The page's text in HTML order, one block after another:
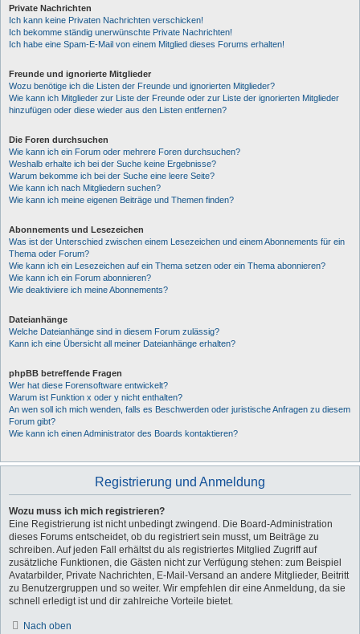
Private Nachrichten
Ich kann keine Privaten Nachrichten verschicken!
Ich bekomme ständig unerwünschte Private Nachrichten!
Ich habe eine Spam-E-Mail von einem Mitglied dieses Forums erhalten!
Freunde und ignorierte Mitglieder
Wozu benötige ich die Listen der Freunde und ignorierten Mitglieder?
Wie kann ich Mitglieder zur Liste der Freunde oder zur Liste der ignorierten Mitglieder
hinzufügen oder diese wieder aus den Listen entfernen?
Die Foren durchsuchen
Wie kann ich ein Forum oder mehrere Foren durchsuchen?
Weshalb erhalte ich bei der Suche keine Ergebnisse?
Warum bekomme ich bei der Suche eine leere Seite?
Wie kann ich nach Mitgliedern suchen?
Wie kann ich meine eigenen Beiträge und Themen finden?
Abonnements und Lesezeichen
Was ist der Unterschied zwischen einem Lesezeichen und einem Abonnements für ein
Thema oder Forum?
Wie kann ich ein Lesezeichen auf ein Thema setzen oder ein Thema abonnieren?
Wie kann ich ein Forum abonnieren?
Wie deaktiviere ich meine Abonnements?
Dateianhänge
Welche Dateianhänge sind in diesem Forum zulässig?
Kann ich eine Übersicht all meiner Dateianhänge erhalten?
phpBB betreffende Fragen
Wer hat diese Forensoftware entwickelt?
Warum ist Funktion x oder y nicht enthalten?
An wen soll ich mich wenden, falls es Beschwerden oder juristische Anfragen zu diesem
Forum gibt?
Wie kann ich einen Administrator des Boards kontaktieren?
Registrierung und Anmeldung
Wozu muss ich mich registrieren?
Eine Registrierung ist nicht unbedingt zwingend. Die Board-Administration
dieses Forums entscheidet, ob du registriert sein musst, um Beiträge zu
schreiben. Auf jeden Fall erhältst du als registriertes Mitglied Zugriff auf
zusätzliche Funktionen, die Gästen nicht zur Verfügung stehen: zum Beispiel
Avatarbilder, Private Nachrichten, E-Mail-Versand an andere Mitglieder, Beitritt
zu Benutzergruppen und so weiter. Wir empfehlen dir eine Anmeldung, da sie
schnell erledigt ist und dir zahlreiche Vorteile bietet.
Nach oben